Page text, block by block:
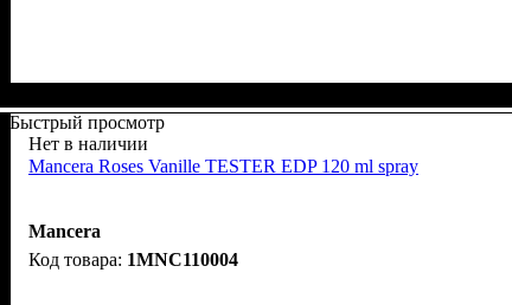
Быстрый просмотр
Нет в наличии
Mancera Roses Vanille TESTER EDP 120 ml spray
Mancera
1MNC110004